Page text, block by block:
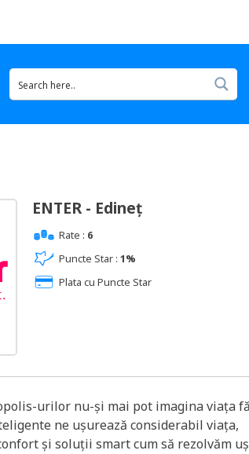
ENTER - Edineț
Rate : 6
Puncte Star : 1%
Plata cu Puncte Star
urilor nu-și mai pot imagina viața
ne ușurează considerabil viața,
și soluții smart cum să rezolvăm